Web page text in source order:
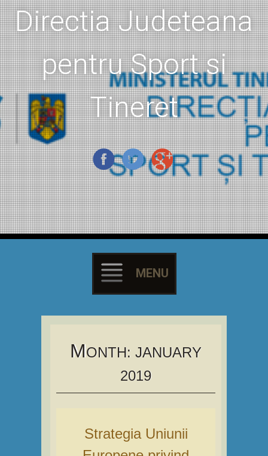
Directia Judeteana
pentru Sport si
Tineret
MENU
Skip
MONTH: JANUARY
2019
Strategia Uniunii